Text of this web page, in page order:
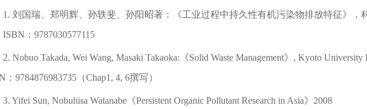
1. 刘国瑞、郑明辉、孙轶斐、孙阳昭著：《工业过程中持久性有机污染物排放特征》，
：9787030577115
2. Nobuo Takada, Wei Wang, Masaki Takaoka:《Solid Waste Management》, Kyoto University
：9784876983735（Chap1, 4, 6撰写）
3. Yifei Sun, Nobuhisa Watanabe《Persistent Organic Pollutant Research in Asia》2008